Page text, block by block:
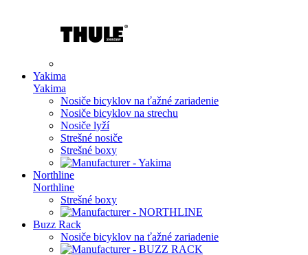
Yakima
Yakima
Nosiče bicyklov na ťažné zariadenie
Nosiče bicyklov na strechu
Nosiče lyží
Strešné nosiče
Strešné boxy
Northline
Northline
Strešné boxy
Buzz Rack
Nosiče bicyklov na ťažné zariadenie